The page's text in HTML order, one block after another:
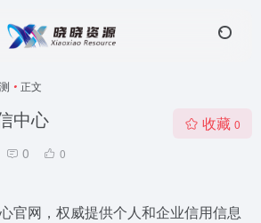
• 正文
中心
0 0
收藏 0
官网，权威提供个人和企业信用信息